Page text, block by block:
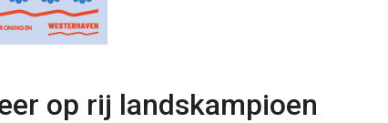
op rij landskampioen